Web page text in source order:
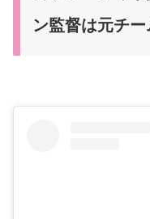
ン監督は元チー